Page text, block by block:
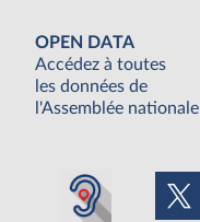
OPEN DATA
Accédez à toutes
les données de
l'Assemblée nationale